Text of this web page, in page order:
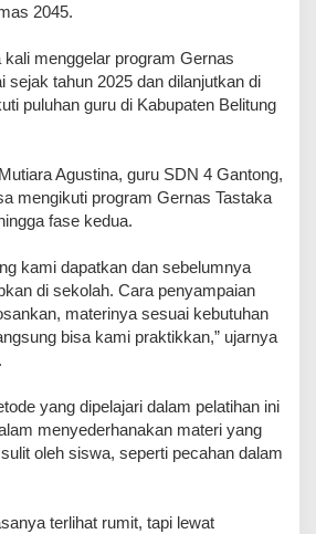
2045.
menggelar program Gernas
sejak tahun 2025 dan dilanjutkan di
puluhan guru di Kabupaten Belitung
Agustina, guru SDN 4 Gantong,
mengikuti program Gernas Tastaka
fase kedua.
kami dapatkan dan sebelumnya
di sekolah. Cara penyampaian
materinya sesuai kebutuhan
bisa kami praktikkan,” ujarnya
yang dipelajari dalam pelatihan ini
menyederhanakan materi yang
oleh siswa, seperti pecahan dalam
terlihat rumit, tapi lewat